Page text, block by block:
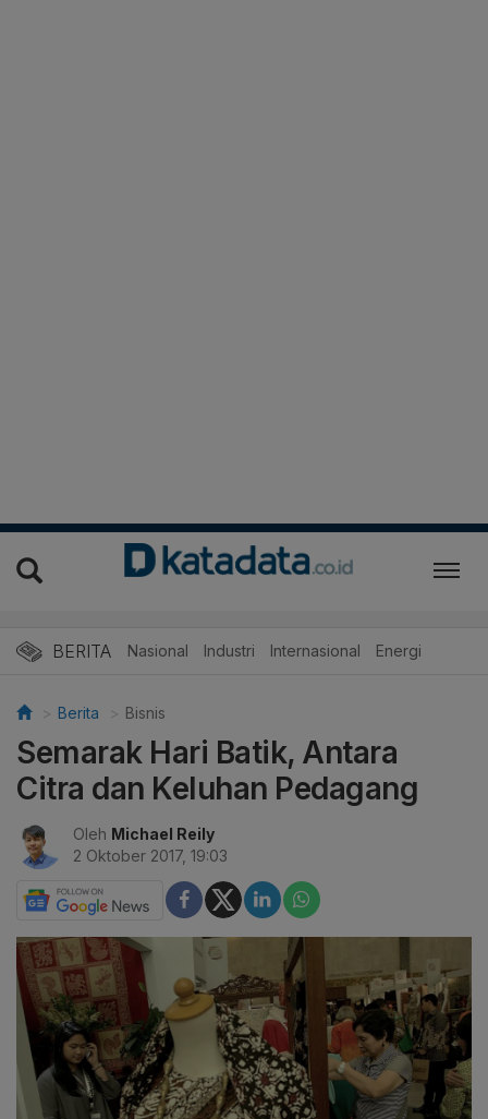
BERITA Nasional Industri Internasional Energi
Berita Bisnis
Semarak Hari Batik, Antara
Citra dan Keluhan Pedagang
Oleh Michael Reily
2 Oktober 2017, 19:03